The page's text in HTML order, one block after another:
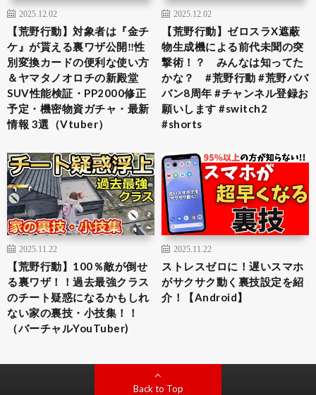
2025.12.02
【荒野行動】対象者は『金チ
ケ』が貰える裏ワザ公開‼性
別変換カードの便利な使い方
＆ヤマタノオロチの新殿堂
SUV性能検証・PP2000修正
予定・機密物資ガチャ・最新
情報 3選（Vtuber）
2025.12.02
【荒野行動】ゼロスラX遮蔽
物生成機による前代未聞の突
撃術！？ みんなは知ってた
かな？ #荒野行動 #荒野ババ
バン8周年 #チャンネル登録お
願いします #switch2
#shorts
2025.11.22
【荒野行動】100％敵が倒せ
る裏ワザ！！過去最強クラス
のチート疑惑になるかもしれ
ない家の裏技・小技集！！
（バーチャルYouTuber)
2025.11.22
ストレスゼロに！遅いスマホ
がサクサク動く裏技設定を紹
介！【Android】
Back to Top